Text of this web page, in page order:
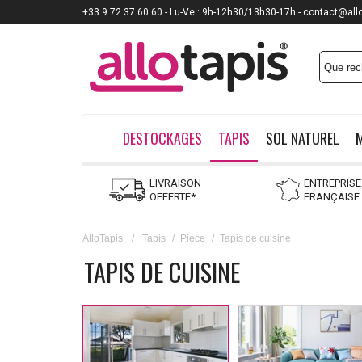
DESTOCKAGES TAPIS SOL NATUREL
LIVRAISON
OFFERTE*
ENTREPRISE
FRANÇAISE
AlloTapis / Tapis / Pièce / Tapis de cuisine
TAPIS DE CUISINE
+33 9 72 37 60 60 - Lu-Ve : 9h-12h30/13h30-17h -